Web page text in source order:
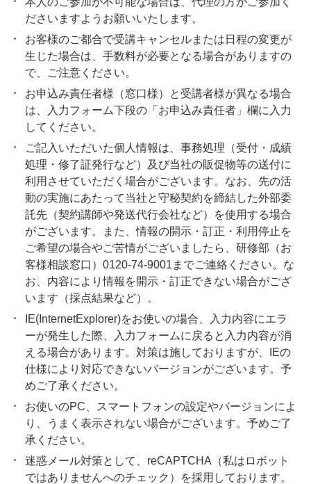
ださいますようお願いいたします。
お客様のご都合で受講キャンセルまたは日程の変更が
生じた場合は、手数料が必要となる場合がありますの
で、ご注意ください。
お申込み責任者様（窓口様）と受講者様が異なる場合
は、入力フォーム下段の「お申込み責任者」欄に入力
してください。
ご記入いただいた個人情報は、事務処理（受付・成績
処理・修了証発行など）及び当社の販促物等の送付に
利用させていただく場合がございます。なお、先の活
動の実施にあたって当社と守秘契約を締結した外部委
託先（契約講師や発送代行会社など）を使用する場合
がございます。また、情報の開示・訂正・利用停止を
ご希望の場合やご苦情がございましたら、研修部（お
客様相談窓口）0120-74-9001までご連絡ください。な
お、内容により情報を開示・訂正できない場合がござ
います（採点結果など）。
IE(InternetExplorer)をお使いの場合、入力内容にエラ
ーが発生した際、入力フォームに戻ると入力内容が消
える場合があります。対策は施しておりますが、IEの
仕様により対応できないバージョンがございます。予
めご了承ください。
お使いのPC、スマートフォンの設定やバージョンによ
り、うまく表示されない場合がございます。予めご了
承ください。
迷惑メール対策として、reCAPTCHA（私はロボット
ではありませんへのチェック）を採用しております。